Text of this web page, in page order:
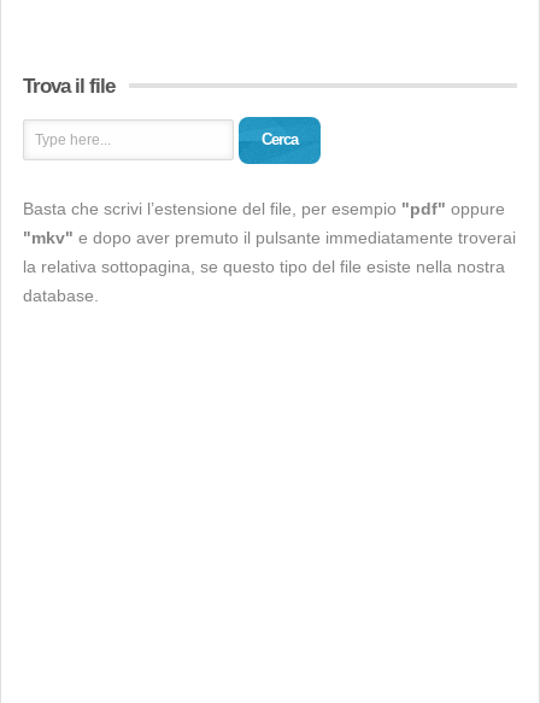
Trova il file
Cerca
Basta che scrivi l’estensione del file, per esempio "pdf" oppure
"mkv" e dopo aver premuto il pulsante immediatamente troverai
la relativa sottopagina, se questo tipo del file esiste nella nostra
database.